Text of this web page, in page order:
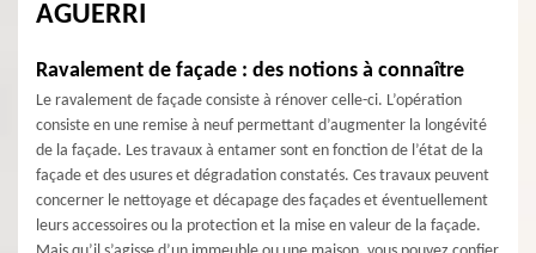
AGUERRI
Ravalement de façade : des notions à connaître
Le ravalement de façade consiste à rénover celle-ci. L’opération
consiste en une remise à neuf permettant d’augmenter la longévité
de la façade. Les travaux à entamer sont en fonction de l’état de la
façade et des usures et dégradation constatés. Ces travaux peuvent
concerner le nettoyage et décapage des façades et éventuellement
leurs accessoires ou la protection et la mise en valeur de la façade.